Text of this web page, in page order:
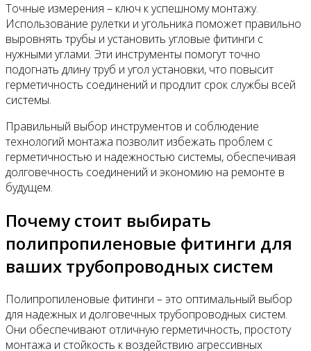
Точные измерения – ключ к успешному монтажу.
Использование рулетки и угольника поможет правильно
выровнять трубы и установить угловые фитинги с
нужными углами. Эти инструменты помогут точно
подогнать длину труб и угол установки, что повысит
герметичность соединений и продлит срок службы всей
системы.
Правильный выбор инструментов и соблюдение
технологий монтажа позволит избежать проблем с
герметичностью и надежностью системы, обеспечивая
долговечность соединений и экономию на ремонте в
будущем.
Почему стоит выбирать
полипропиленовые фитинги для
ваших трубопроводных систем
Полипропиленовые фитинги – это оптимальный выбор
для надежных и долговечных трубопроводных систем.
Они обеспечивают отличную герметичность, простоту
монтажа и стойкость к воздействию агрессивных